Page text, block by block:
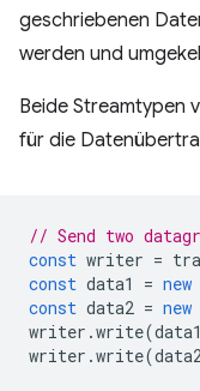
geschriebenen
werden und
Beide Streamtypen
für die
// Send two
const writer =
const data1 = new
const data2 = new
writer .write(data1
writer .write(